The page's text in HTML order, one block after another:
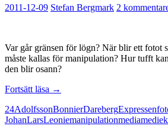
2011-12-09 Stefan Bergmark 2
Var går gränsen för lögn? När blir ett fotot
måste kallas för manipulation? Hur tufft
den blir osann?
Fortsätt läsa Lögn
förbannad
dikt
→
24AdolfssonBonnierDarebergExpressen
JohanLarsLeoniemanipulationmedia